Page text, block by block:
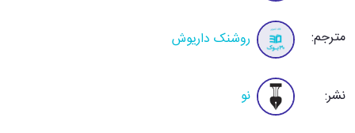
مترجم: روشنک داریوش
نشر: نو